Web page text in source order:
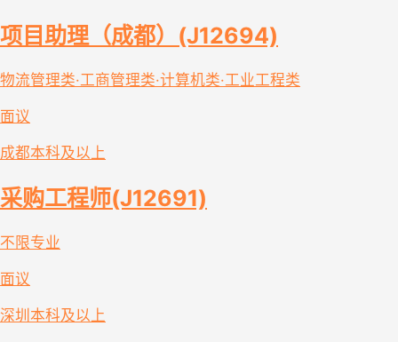
项目助理（成都）(J12694)
物流管理类·工商管理类·计算机类·工业工程类
面议
成都本科及以上
采购工程师(J12691)
不限专业
面议
深圳 本科及以上